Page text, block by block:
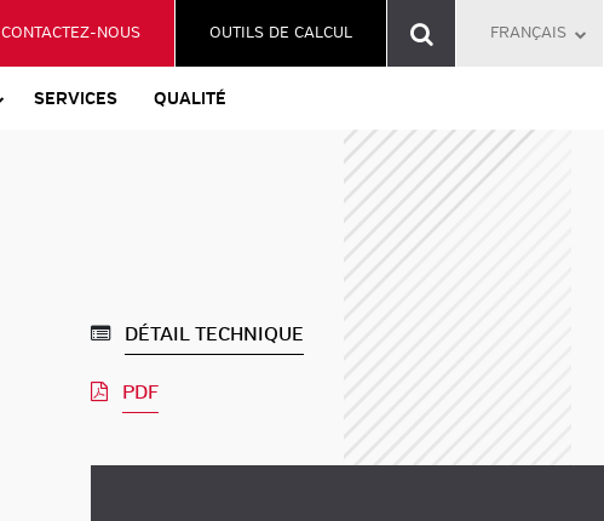
SERVICES QUALITÉ
CONTACTEZ-NOUS OUTILS DE CALCUL FRANÇAIS
DÉTAIL TECHNIQUE
PDF